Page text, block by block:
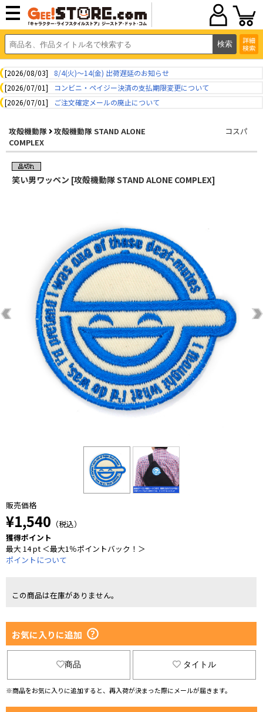
詳細
検索
[2026/08/03]
8/4(火)～14(金) 出荷遅延のお知らせ
[2026/07/01]
コンビニ・ペイジー決済の支払期限変更について
[2026/07/01]
ご注文確定メールの廃止について
攻殻機動隊
攻殻機動隊 STAND ALONE
COMPLEX
コスパ
笑い男ワッペン [攻殻機動隊 STAND ALONE COMPLEX]
販売価格
¥1,540 （税込）
獲得ポイント
最大 14 pt ＜最大1％ポイントバック！＞
ポイントについて
この商品は在庫がありません。
お気に入りに追加
商品 タイトル
※商品をお気に入りに追加すると、再入荷が決まった際にメールが届きます。